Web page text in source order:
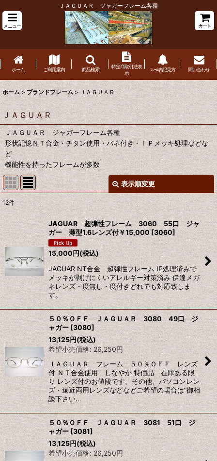
ＪＡＧＵＡＲ ジャガーフレーム各種
メニュー カート
ホーム ご利用案内 商品検索
特定商取引法表
示
ﾌﾚｰﾑ表記見方 問い合わせ
ホーム > ブランドフレーム > ＪＡＧＵＡＲ
ＪＡＧＵＡＲ
ＪＡＧＵＡＲ ジャガーフレーム各種
形状記憶ＮＴ合金・チタン使用・バネ付き・ＩＰメッキ処理などな
ど
機能性を持ったフレームが多数
表示順変更
表示数:
並び順
絞り込む
12件
JAGUAR 超弾性フレーム 3060 55口 ジャ
ガー 薄型1.6レンズ付￥15,000 [3060]
15,000円(税込)
JAGUAR NT合金 超弾性フレーム IP処理済みで
メッキが剥げにくいアレルギー対策済み 伊達メガ
ネレンズ・度無し・度付きどれでも対応致しま
す。
５０％ＯＦＦ ＪＡＧＵＡＲ 3080 49口 ジ
ャガー[3080]
13,125円(税込)
希望小売価格: 26,250円
ＪＡＧＵＡＲ フレーム ５０％ＯＦＦ レンズ
付 ＮＴ合金使用 しなやか 特価品 在庫ある限
り レンズ付のお値段です。その他、パソコンレン
ズ・遠近両用レンズなどなどご希望の場合は”御相
談下さい…
５０％ＯＦＦ ＪＡＧＵＡＲ 3081 51口 ジ
ャガー [3081]
13,125円(税込)
希望小売価格: 26,250円